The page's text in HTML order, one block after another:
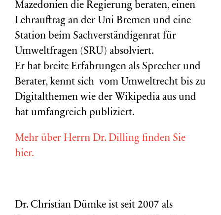
Mazedonien die Regierung beraten, einen
Lehrauftrag an der Uni Bremen und eine
Station beim Sachverständigenrat für
Umweltfragen (SRU) absolviert.
Er hat breite Erfahrungen als Sprecher und
Berater, kennt sich vom Umweltrecht bis zu
Digitalthemen wie der Wikipedia aus und
hat umfangreich publiziert.
Mehr über Herrn Dr. Dilling finden Sie
hier.
Dr. Christian Dümke ist seit 2007 als